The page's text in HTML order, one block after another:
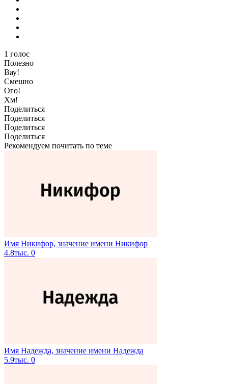
1 голос
Полезно
Вау!
Смешно
Ого!
Хм!
Поделиться
Поделиться
Поделиться
Поделиться
Рекомендуем почитать по теме
Имя Никифор, значение имени Никифор
4.8тыс. 0
Имя Надежда, значение имени Надежда
5.9тыс. 0